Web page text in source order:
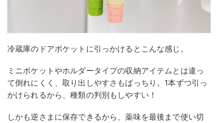
冷蔵庫のドアポケットに引っかけるとこんな感じ。
ミニポケットやホルダータイプの収納アイテムとは違っ
て倒れにくく、取り出しやすさもばっちり。1本ずつ引っ
かけられるから、種類の判別もしやすい！
しかも逆さまに保存できるから、薬味を最後まで使い切